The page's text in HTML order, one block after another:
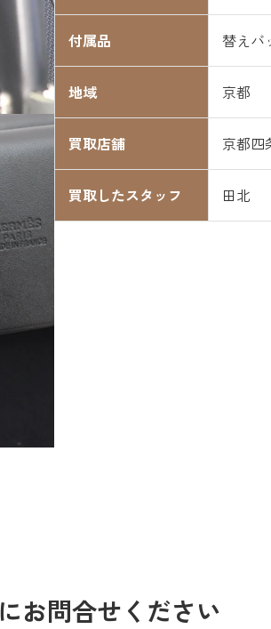
付属品 替えバ
地域 京都
買取店舗 京都四
買取したスタッフ 田北
お問合せください